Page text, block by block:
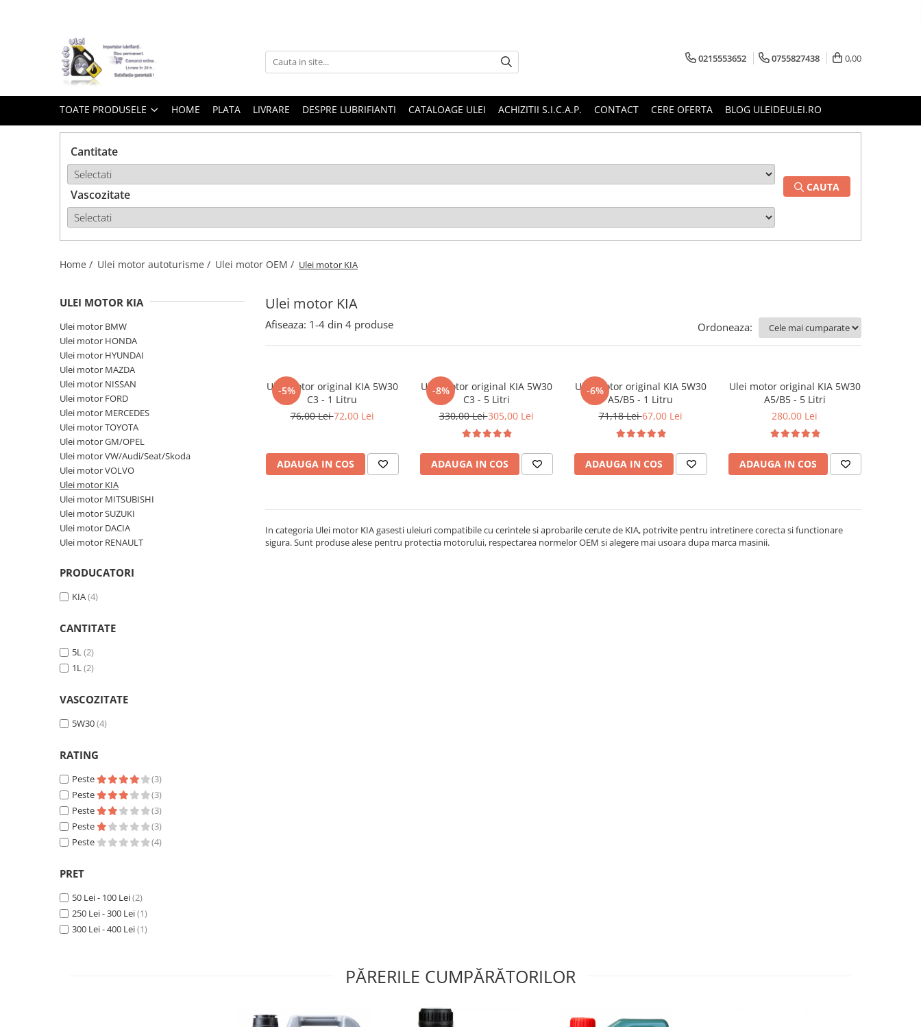
Toate Produsele
► Detailing si cosmetica
Intretinere interior
Curatare tapiterie auto
Curatare si intretinere piele
Plastice interioare
Perii si pensule
Intretinere exterior
Curatare geamuri auto
Sampon auto
Jante si anvelope
Accesorii spalare si uscare
Intretinere motor
Curatare generala
Restaurare faruri
Spalare si detailing rapid
Decontaminare vopsea
Intretinere vopsea
Dressing exterior
Intretinere moto
Intretinere barci
Genti si accesorii
► Filtre auto
■ Accesorii filtre
■ Filtre ulei
■ Filtre aer
■ Filtre combustibil
■ Filtre hidraulice
■ Filtre uscator
■ Filtre aditivi
■ Filtre epurator
■ Filtre agent racire
Filtre aditivi
Filtre agent racire
0215553652 0755827438 0,00
TOATE PRODUSELE HOME PLATA LIVRARE DESPRE LUBRIFIANTI CATALOAGE ULEI ACHIZITII S.I.C.A.P. CONTACT CERE OFERTA BLOG ULEIDEULEI.RO
Cantitate
Vascozitate
CAUTA
Home / Ulei motor autoturisme / Ulei motor OEM / Ulei motor KIA
Ulei motor KIA
ULEI MOTOR KIA
Ulei motor BMW
Ulei motor HONDA
Ulei motor HYUNDAI
Ulei motor MAZDA
Ulei motor NISSAN
Ulei motor FORD
Ulei motor MERCEDES
Ulei motor TOYOTA
Ulei motor GM/OPEL
Ulei motor VW/Audi/Seat/Skoda
Ulei motor VOLVO
Ulei motor KIA
Ulei motor MITSUBISHI
Ulei motor SUZUKI
Ulei motor DACIA
Ulei motor RENAULT
PRODUCATORI
KIA(4)
CANTITATE
5L(2)
1L(2)
VASCOZITATE
5W30(4)
RATING
Peste
(3)
Peste
(3)
Peste
(3)
Peste
(3)
Peste
(4)
PRET
50 Lei - 100 Lei(2)
250 Lei - 300 Lei(1)
300 Lei - 400 Lei(1)
Afiseaza: 1-4 din 4 produse Ordoneaza:
-5%
Ulei motor original KIA 5W30
C3 - 1 Litru
76,00 Lei72,00 Lei
ADAUGA IN COS
-8%
Ulei motor original KIA 5W30
C3 - 5 Litri
330,00 Lei305,00 Lei
ADAUGA IN COS
-6%
Ulei motor original KIA 5W30
A5/B5 - 1 Litru
71,18 Lei67,00 Lei
ADAUGA IN COS
Ulei motor original KIA 5W30
A5/B5 - 5 Litri
280,00 Lei
ADAUGA IN COS
In categoria Ulei motor KIA gasesti uleiuri compatibile cu cerintele si aprobarile cerute de KIA, potrivite pentru intretinere corecta si functionare
sigura. Sunt produse alese pentru protectia motorului, respectarea normelor OEM si alegere mai usoara dupa marca masinii.
PĂRERILE CUMPĂRĂTORILOR